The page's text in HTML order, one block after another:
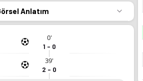
Anlatım
0'
1 - 0
39'
2 - 0